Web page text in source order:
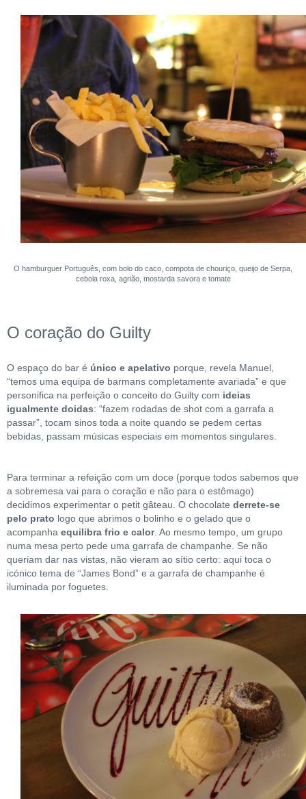
O hamburguer Português, com bolo do caco, compota de chouriço, queijo de Serpa,
cebola roxa, agrião, mostarda savora e tomate
O coração do Guilty
O espaço do bar é único e apelativo porque, revela Manuel,
“temos uma equipa de barmans completamente avariada” e que
personifica na perfeição o conceito do Guilty com ideias
igualmente doidas: “fazem rodadas de shot com a garrafa a
passar”, tocam sinos toda a noite quando se pedem certas
bebidas, passam músicas especiais em momentos singulares.
Para terminar a refeição com um doce (porque todos sabemos que
a sobremesa vai para o coração e não para o estômago)
decidimos experimentar o petit gâteau. O chocolate derrete-se
pelo prato logo que abrimos o bolinho e o gelado que o
acompanha equilibra frio e calor. Ao mesmo tempo, um grupo
numa mesa perto pede uma garrafa de champanhe. Se não
queriam dar nas vistas, não vieram ao sítio certo: aqui toca o
icónico tema de “James Bond” e a garrafa de champanhe é
iluminada por foguetes.